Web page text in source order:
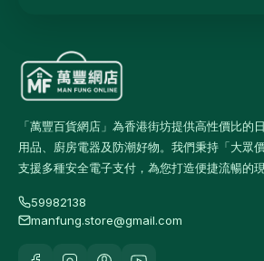
「萬豐百貨網店」為香港街坊提供高性價比的
用品、廚房電器及防潮好物。我們秉持「大眾
支援多種安全電子支付，為您打造便捷流暢的現
59982138
manfung.store@gmail.com